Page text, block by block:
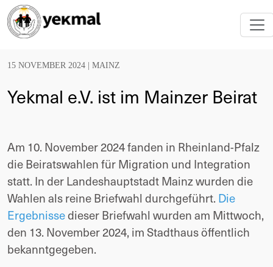
15 NOVEMBER 2024 | MAINZ
Yekmal e.V. ist im Mainzer Beirat
Am 10. November 2024 fanden in Rheinland-Pfalz
die Beiratswahlen für Migration und Integration
statt. In der Landeshauptstadt Mainz wurden die
Wahlen als reine Briefwahl durchgeführt. Die
Ergebnissedieser Briefwahl wurden am Mittwoch,
den 13. November 2024, im Stadthaus öffentlich
bekanntgegeben.